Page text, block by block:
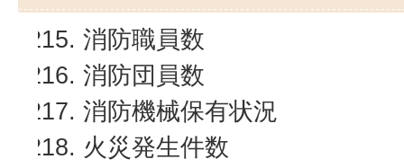
消防職員数
消防団員数
消防機械保有状況
火災発生件数